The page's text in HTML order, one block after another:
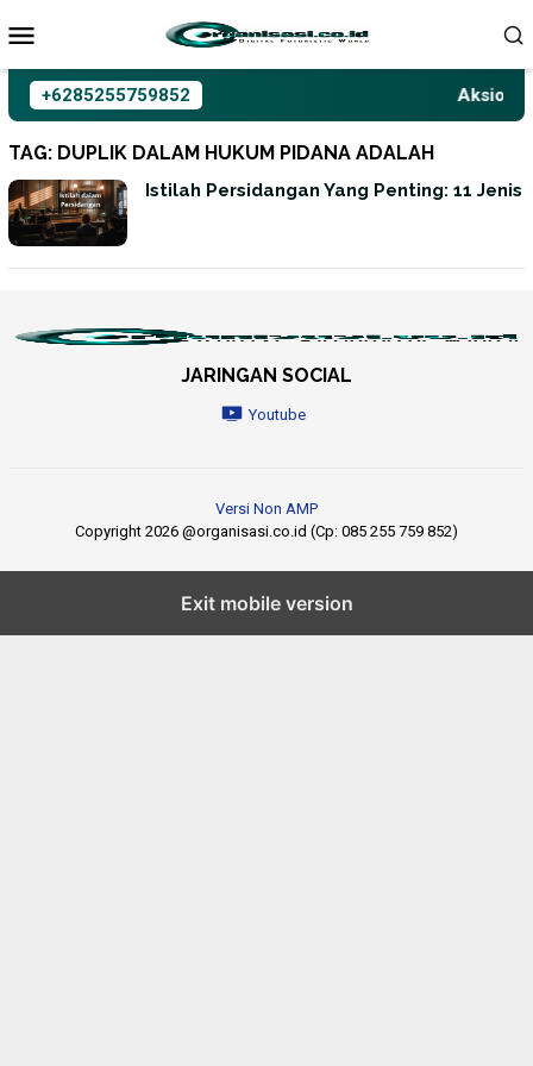
ke
+6285255759852
TAG: DUPLIK DALAM HUKUM PIDANA ADALAH
Istilah Persidangan Yang Penting: 11 Jenis
JARINGAN SOCIAL
Youtube
Versi Non AMP
Copyright 2026 @organisasi.co.id (Cp: 085 255 759 852)
Exit mobile version